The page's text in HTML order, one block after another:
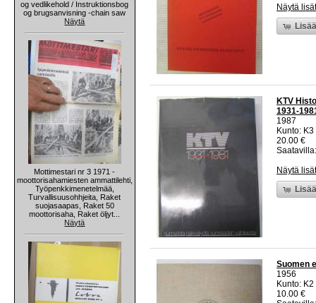
og vedlikehold / Instruktionsbog
og brugsanvisning -chain saw
Näytä
Mottimestari nr 3 1971 -
moottorisahamiesten ammattilehti,
Työpenkkimenetelmää,
Turvallisuusohhjeita, Raket
suojasaapas, Raket 50
moottorisaha, Raket öljyt...
Näytä
Näytä
KTV
1931-
1987
Kunto:
20.00 €
Näytä
Suomen
1956
Kunto:
10.00 €